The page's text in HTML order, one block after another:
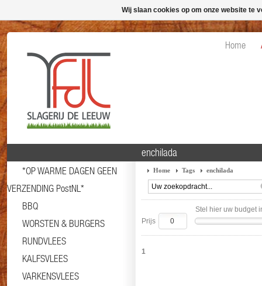
Home
*OP WARME DAGEN GEEN
VERZENDING PostNL*
BBQ
WORSTEN & BURGERS
RUNDVLEES
KALFSVLEES
VARKENSVLEES
enchilada
Home Tags enchilada
Stel hier uw budget
Prijs
1
Wij slaan cookies op om onze website te